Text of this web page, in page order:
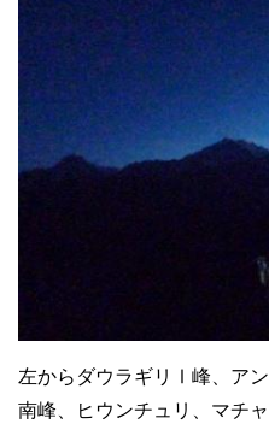
左からダウラギリⅠ峰、ア
南峰、ヒウンチュリ、マチ